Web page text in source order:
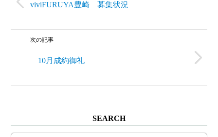
viviFURUYA豊崎 募集状況
次の記事
10月成約御礼
SEARCH